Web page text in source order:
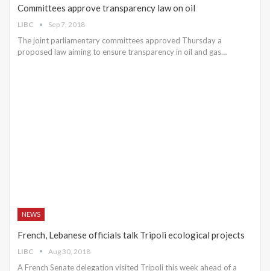
Committees approve transparency law on oil
LIBC Sep 7, 2018
The joint parliamentary committees approved Thursday a
proposed law aiming to ensure transparency in oil and gas…
NEWS
French, Lebanese officials talk Tripoli ecological projects
LIBC Aug 30, 2018
A French Senate delegation visited Tripoli this week ahead of a